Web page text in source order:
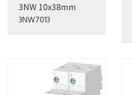
3NW 10x38mm
3NW7013